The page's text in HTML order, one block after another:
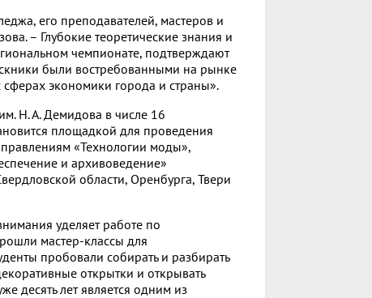
его преподавателей, мастеров и
– Глубокие теоретические знания и
чемпионате, подтверждают
были востребованными на рынке
экономики города и страны».
Н. А. Демидова в числе 16
площадкой для проведения
«Технологии моды»,
и архивоведение»
области, Оренбурга, Твери
уделяет работе по
мастер-классы для
пробовали собирать и разбирать
открытки и открывать
десять лет является одним из